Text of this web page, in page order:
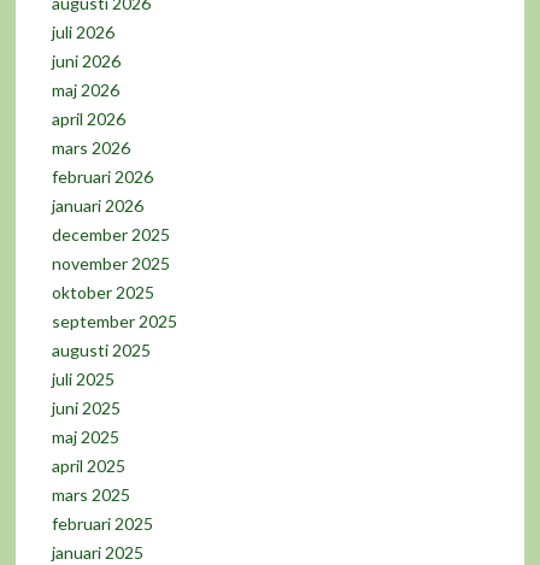
juli 2026
juni 2026
maj 2026
april 2026
mars 2026
februari 2026
januari 2026
december 2025
november 2025
oktober 2025
september 2025
augusti 2025
juli 2025
juni 2025
maj 2025
april 2025
mars 2025
februari 2025
januari 2025